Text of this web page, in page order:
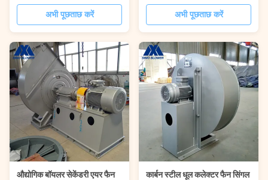
अभी पूछताछ करें अभी पूछताछ करें
औद्योगिक बॉयलर सेकेंडरी एयर फैन
कार्बन स्टील धूल कलेक्टर फैन सिंगल